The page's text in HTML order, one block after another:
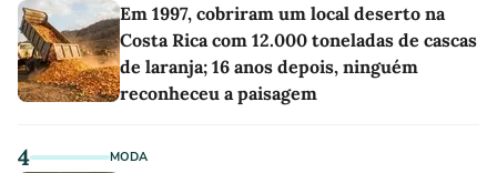
Em 1997, cobriram um local deserto na
Costa Rica com 12.000 toneladas de cascas
de laranja; 16 anos depois, ninguém
reconheceu a paisagem
4 MODA